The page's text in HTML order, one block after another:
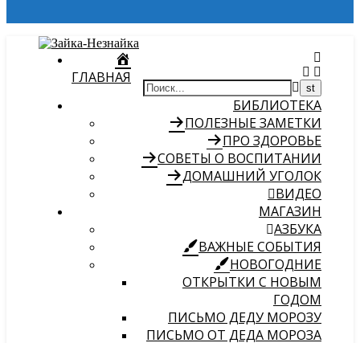
ГЛАВНАЯ
БИБЛИОТЕКА
ПОЛЕЗНЫЕ ЗАМЕТКИ
ПРО ЗДОРОВЬЕ
СОВЕТЫ О ВОСПИТАНИИ
ДОМАШНИЙ УГОЛОК
ВИДЕО
МАГАЗИН
АЗБУКА
ВАЖНЫЕ СОБЫТИЯ
НОВОГОДНИЕ
ОТКРЫТКИ С НОВЫМ
ГОДОМ
ПИСЬМО ДЕДУ МОРОЗУ
ПИСЬМО ОТ ДЕДА МОРОЗА